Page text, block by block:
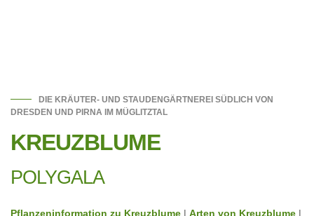
DIE KRÄUTER- UND STAUDENGÄRTNEREI SÜDLICH VON
DRESDEN UND PIRNA IM MÜGLITZTAL
KREUZBLUME
POLYGALA
Pflanzeninformation zu Kreuzblume Arten von Kreuzblume